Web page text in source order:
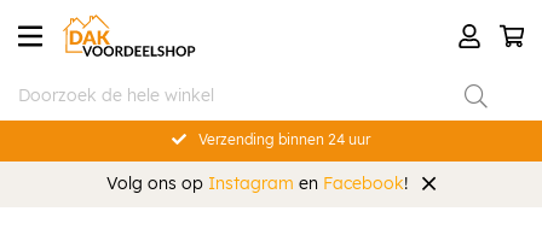
Verzending binnen 24 uur
Volg ons op Instagram en Facebook!